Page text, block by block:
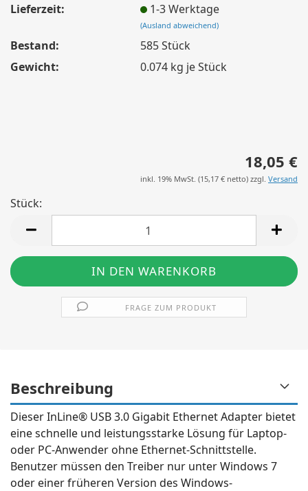
Lieferzeit:
1-3 Werktage
(Ausland abweichend)
Bestand: 585Stück
Gewicht:
0.074 kg je Stück
18,05 €
inkl. 19% MwSt. (15,17 € netto) zzgl. Versand
Stück:
FRAGE ZUM PRODUKT
Beschreibung
Dieser InLine® USB 3.0 Gigabit Ethernet Adapter bietet
eine schnelle und leistungsstarke Lösung für Laptop-
oder PC-Anwender ohne Ethernet-Schnittstelle.
Benutzer müssen den Treiber nur unter Windows 7
oder einer früheren Version des Windows-